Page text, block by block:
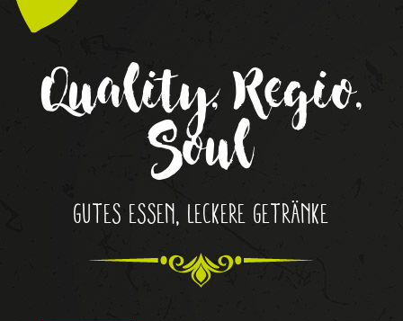
Quality, Regio,
Soul
Gutes Essen, leckere Getränke